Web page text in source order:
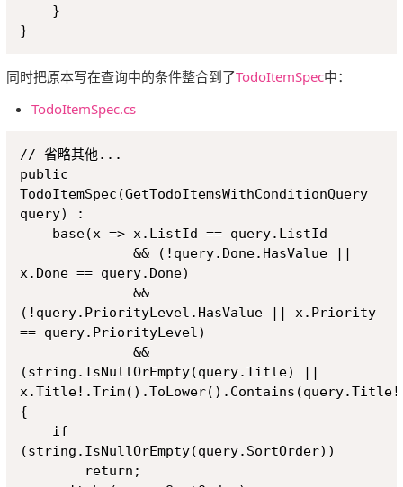
同时把原本写在查询中的条件整合到了TodoItemSpec中：
TodoItemSpec.cs
// 省略其他...
public
TodoItemSpec(GetTodoItemsWithConditionQuery
query) :
x.Done == query.Done)
(!query.PriorityLevel.HasValue || x.Priority
== query.PriorityLevel)
(string.IsNullOrEmpty(query.Title) ||
{
(string.IsNullOrEmpty(query.SortOrder))